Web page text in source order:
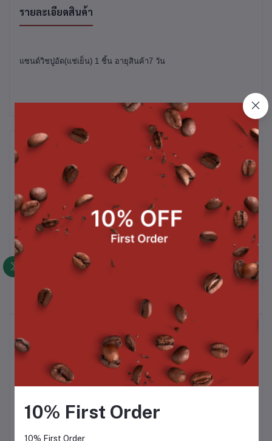
รายละเอียดสินค้า
แซนด์วิชปูอัด(แช่เย็น) 1 ชิ้น อายุสินค้า7 วัน
สินค้าที่ซื้อบ่อย
ข่
เค้กมะพร้าวสามเหลี่ยม 1 ชิ้น
(แช่เย็น)
ขนมปังสังขยาใบเตยนมสด 6
ลูก (แช่เย็น)
฿45.00
เค้กเบาหวิวรสฝอยทอง 110 กรัม (ไม่แช่เย็น)
10% First Order
10% First Order